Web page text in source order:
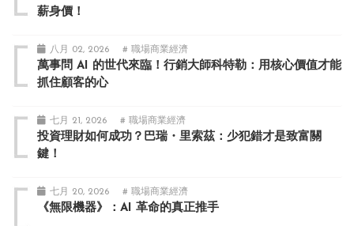
薪身價！
八月 02, 2026 # 職場商業經濟
萬事問 AI 的世代來臨！行銷大師科特勒：用核心價值才能
抓住顧客的心
七月 21, 2026 # 職場商業經濟
投資理財如何成功？巴瑞・里索茲：少犯錯才是致富關
鍵！
七月 20, 2026 # 職場商業經濟
《無限機器》：AI 革命的真正推手